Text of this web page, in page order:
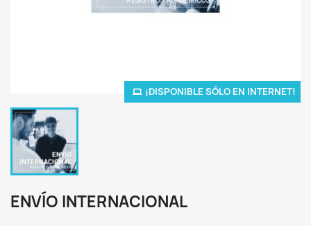
¡DISPONIBLE SÓLO EN INTERNET!
ENVÍO INTERNACIONAL